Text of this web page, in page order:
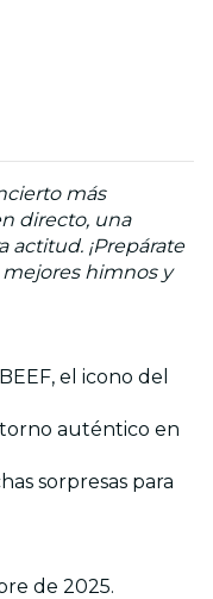
más
directo, una
actitud. ¡Prepárate
himnos y
el icono del
auténtico en
sorpresas para
de 2025.